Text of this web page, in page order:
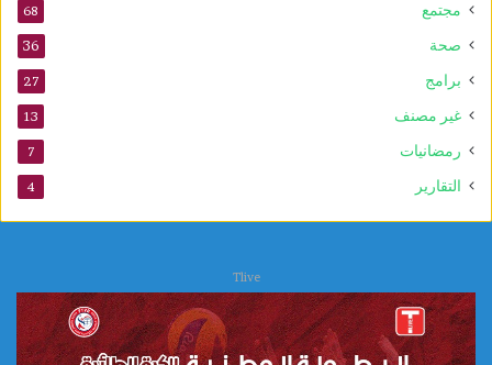
مجتمع 68
صحة 36
برامج 27
غير مصنف 13
رمضانيات 7
التقارير 4
Tlive